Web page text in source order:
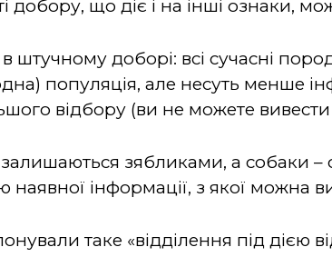
добору, що діє і на інші ознаки,
в штучному доборі: всі сучасні
популяція, але несуть менше
відбору (ви не можете вивести
залишаються зябликами, а собаки
наявної інформації, з якої можна
таке «відділення під дією